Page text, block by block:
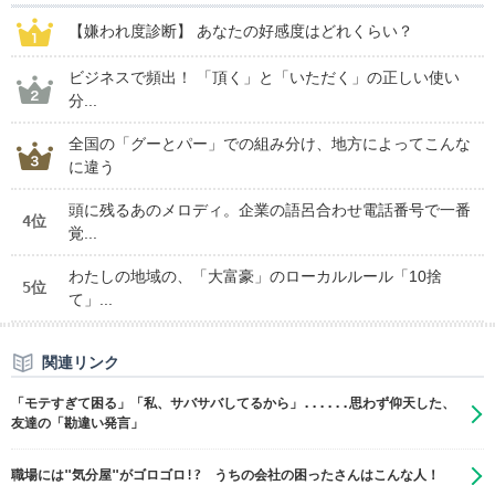
【嫌われ度診断】 あなたの好感度はどれくらい？
ビジネスで頻出！ 「頂く」と「いただく」の正しい使い
分...
全国の「グーとパー」での組み分け、地方によってこんな
に違う
4位
頭に残るあのメロディ。企業の語呂合わせ電話番号で一番
覚...
5位
わたしの地域の、「大富豪」のローカルルール「10捨
て」...
関連リンク
「モテすぎて困る」「私、サバサバしてるから」......思わず仰天した、
友達の「勘違い発言」
職場には"気分屋"がゴロゴロ!? うちの会社の困ったさんはこんな人！